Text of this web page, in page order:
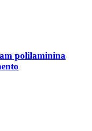
polilaminina